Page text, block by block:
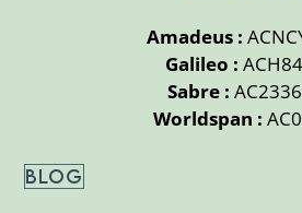
Amadeus :
Galileo :
Sabre :
Worldspan :
BLOG